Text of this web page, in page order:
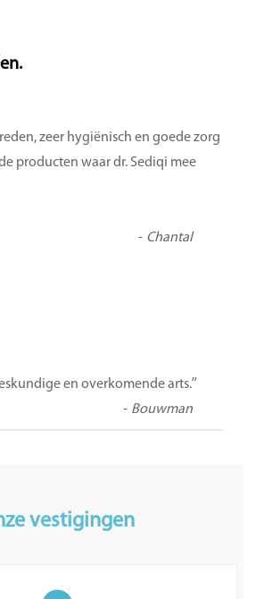
zeer hygiënisch en goede zorg
producten waar dr. Sediqi mee
- Chantal
en overkomende arts.”
- Bouwman
vestigingen